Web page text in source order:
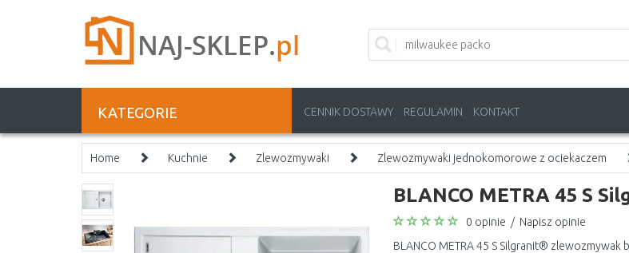
KATEGORIE CENNIK DOSTAWY REGULAMIN KONTAKT
Home Kuchnie Zlewozmywaki Zlewozmywaki jednokomorowe z ociekaczem
BLANCO METRA 45 S
0 opinie / Napisz opinie
BLANCO METRA 45 S Silgranit®